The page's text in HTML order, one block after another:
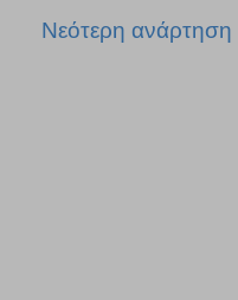
Νεότερη ανάρτηση